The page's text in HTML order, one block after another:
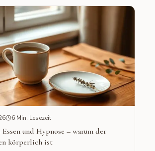
6 Min. Lesezeit
und Hypnose – warum der
körperlich ist